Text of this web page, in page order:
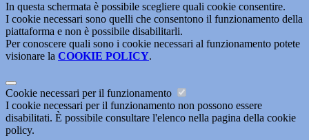
In questa schermata è possibile scegliere quali cookie consentire.
I cookie necessari sono quelli che consentono il funzionamento della
piattaforma e non è possibile disabilitarli.
Per conoscere quali sono i cookie necessari al funzionamento potete
visionare la COOKIE POLICY.
Cookie necessari per il funzionamento
I cookie necessari per il funzionamento non possono essere
disabilitati. È possibile consultare l'elenco nella pagina della cookie
policy.